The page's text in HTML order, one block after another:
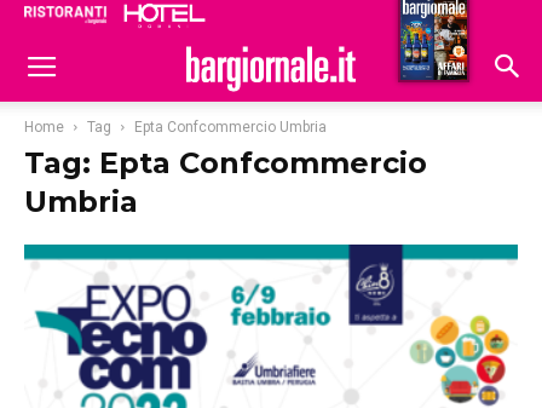
Hoteldomani
Home Tag Epta Confcommercio Umbria
Tag: Epta Confcommercio
Umbria